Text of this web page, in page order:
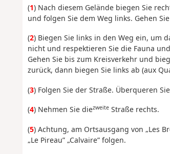
(1) Nach diesem Gelände biegen Sie
und folgen Sie dem Weg links. Gehen
(2) Biegen Sie links in den Weg ein, um
nicht und respektieren Sie die Fauna
Gehen Sie bis zum Kreisverkehr und
zurück, dann biegen Sie links ab (aux
(3) Folgen Sie der Straße. Überqueren
(4) Nehmen Sie diezweiteStraße rechts.
(5) Achtung, am Ortsausgang von „Les
„Le Pireau” „Calvaire” folgen.